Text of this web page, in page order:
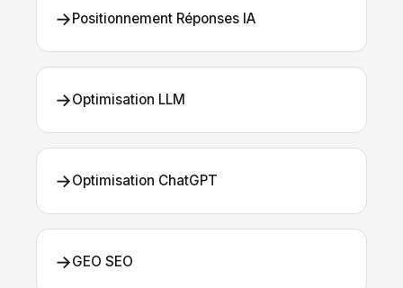
→Positionnement Réponses IA
→Optimisation LLM
→Optimisation ChatGPT
→GEO SEO